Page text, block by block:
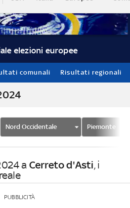
elezioni europee
comunali Risultati regionali
Nord Occidentale Piemonte
a Cerreto d'Asti, i
PUBBLICITÀ